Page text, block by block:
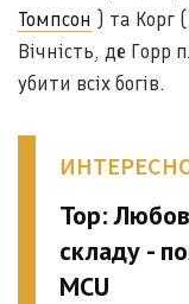
Томпсон ) та Корг (
Вічність, де
убити всіх богів.
Тор: Любов
складу -
MCU